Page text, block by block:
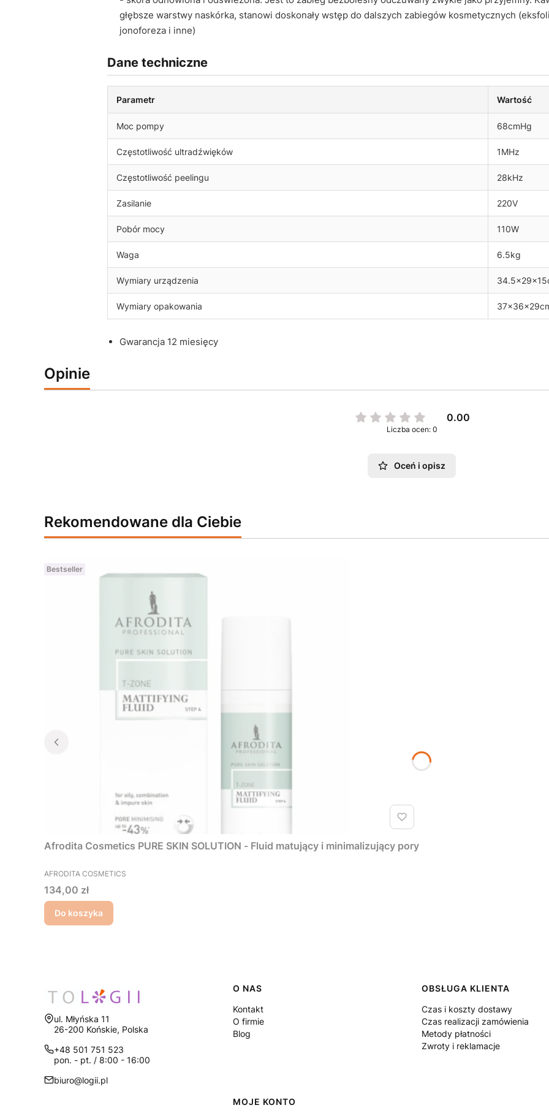
głębsze warstwy naskórka, stanowi doskonały wstęp do dalszych zabiegów kosmetycznych
jonoforeza i inne)
Dane techniczne
Parametr Wartość
Moc pompy 68cmHg
Częstotliwość ultradźwięków 1MHz
Częstotliwość peelingu 28kHz
Zasilanie 220V
Pobór mocy 110W
Waga 6.5kg
Wymiary urządzenia
Wymiary opakowania
Gwarancja 12 miesięcy
Opinie
0.00
Liczba ocen: 0
Oceń i opisz
Rekomendowane dla Ciebie
Bestseller
Afrodita Cosmetics PURE SKIN SOLUTION - Fluid matujący i minimalizujący pory
PRODUCENT
AFRODITA COSMETICS
Cena
134,00 zł
Do koszyka
Adres:
ul. Młyńska 11
26-200 Końskie, Polska
+48 501 751 523
pon. - pt. / 8:00 - 16:00
biuro@logii.pl
Linki w stopce
O NAS
Kontakt
O firmie
Blog
OBSŁUGA KLIENTA
Czas i koszty dostawy
Czas realizacji zamówienia
Metody płatności
Zwroty i reklamacje
MOJE KONTO